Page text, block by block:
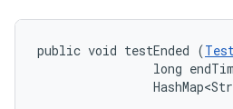
public void testEnded (
long